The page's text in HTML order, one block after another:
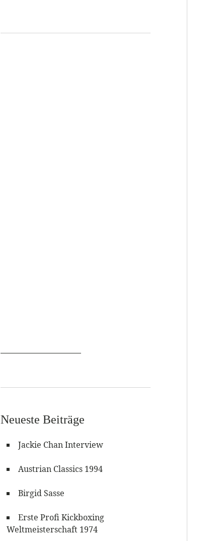
Neueste Beiträge
Jackie Chan Interview
Austrian Classics 1994
Birgid Sasse
Erste Profi Kickboxing
Weltmeisterschaft 1974